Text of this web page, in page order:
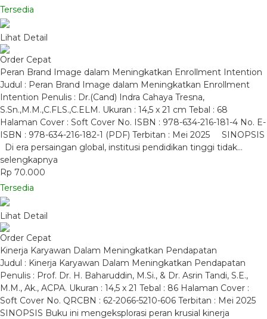
Tersedia
Lihat Detail
Order Cepat
Peran Brand Image dalam Meningkatkan Enrollment Intention
Judul : Peran Brand Image dalam Meningkatkan Enrollment
Intention Penulis : Dr.(Cand) Indra Cahaya Tresna,
S.Sn.,M.M.,C.FLS.,C.ELM. Ukuran : 14,5 x 21 cm Tebal : 68
Halaman Cover : Soft Cover No. ISBN : 978-634-216-181-4 No. E-
ISBN : 978-634-216-182-1 (PDF) Terbitan : Mei 2025 SINOPSIS
Di era persaingan global, institusi pendidikan tinggi tidak…
selengkapnya
Rp 70.000
Tersedia
Lihat Detail
Order Cepat
Kinerja Karyawan Dalam Meningkatkan Pendapatan
Judul : Kinerja Karyawan Dalam Meningkatkan Pendapatan
Penulis : Prof. Dr. H. Baharuddin, M.Si., & Dr. Asrin Tandi, S.E.,
M.M., Ak., ACPA. Ukuran : 14,5 x 21 Tebal : 86 Halaman Cover :
Soft Cover No. QRCBN : 62-2066-5210-606 Terbitan : Mei 2025
SINOPSIS Buku ini mengeksplorasi peran krusial kinerja